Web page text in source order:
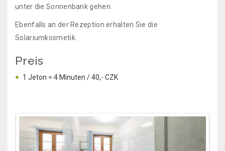
unter die Sonnenbank gehen.
Ebenfalls an der Rezeption erhalten Sie die
Solariumkosmetik.
Preis
1 Jeton = 4 Minuten / 40,- CZK